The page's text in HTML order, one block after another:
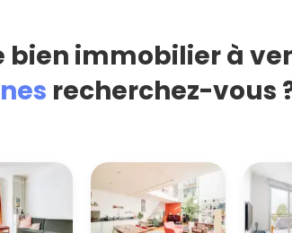
bien immobilier à
recherchez-vous